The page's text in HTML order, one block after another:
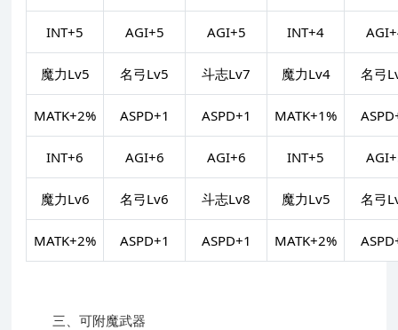
INT+5 AGI+5 AGI+5 INT+4
魔力Lv5 名弓Lv5 斗志Lv7 魔力Lv4 名弓
MATK+2% ASPD+1 ASPD+1 MATK+1%
INT+6 AGI+6 AGI+6 INT+5
魔力Lv6 名弓Lv6 斗志Lv8 魔力Lv5 名弓
MATK+2% ASPD+1 ASPD+1 MATK+2%
三、可附魔武器